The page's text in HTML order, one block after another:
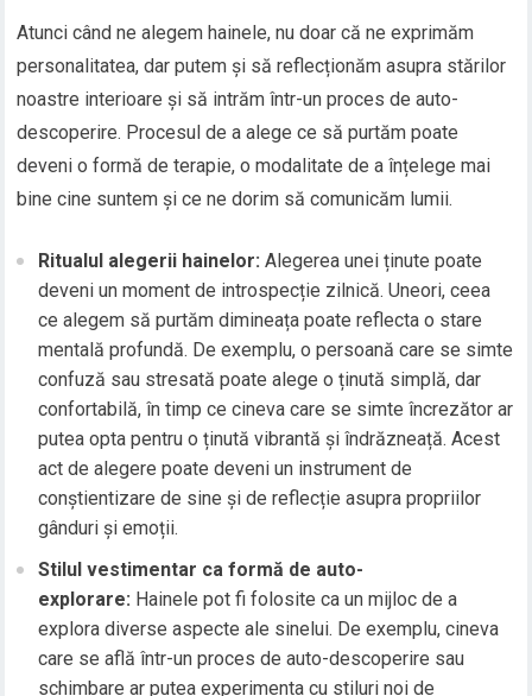
Atunci când ne alegem hainele, nu doar că ne exprimăm
personalitatea, dar putem și să reflecționăm asupra stărilor
noastre interioare și să intrăm într-un proces de auto-
descoperire. Procesul de a alege ce să purtăm poate
deveni o formă de terapie, o modalitate de a înțelege mai
bine cine suntem și ce ne dorim să comunicăm lumii.
Ritualul alegerii hainelor: Alegerea unei ținute poate
deveni un moment de introspecție zilnică. Uneori, ceea
ce alegem să purtăm dimineața poate reflecta o stare
mentală profundă. De exemplu, o persoană care se simte
confuză sau stresată poate alege o ținută simplă, dar
confortabilă, în timp ce cineva care se simte încrezător ar
putea opta pentru o ținută vibrantă și îndrăzneață. Acest
act de alegere poate deveni un instrument de
conștientizare de sine și de reflecție asupra propriilor
gânduri și emoții.
Stilul vestimentar ca formă de auto-
explorare: Hainele pot fi folosite ca un mijloc de a
explora diverse aspecte ale sinelui. De exemplu, cineva
care se află într-un proces de auto-descoperire sau
schimbare ar putea experimenta cu stiluri noi de